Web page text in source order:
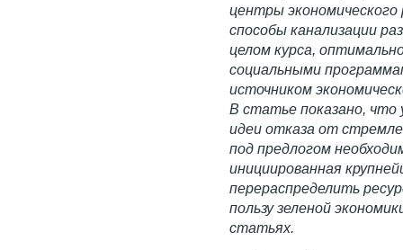
центры
способы канализации
целом курса,
социальными
источником
В статье показано, что
идеи отказа от
под предлогом
инициированная
перераспределить
пользу зеленой
статьях.